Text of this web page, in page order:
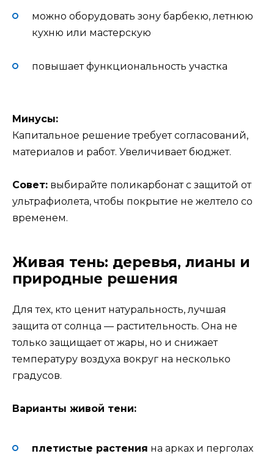
можно оборудовать зону барбекю, летнюю
кухню или мастерскую
повышает функциональность участка
Минусы:
Капитальное решение требует согласований,
материалов и работ. Увеличивает бюджет.
Совет: выбирайте поликарбонат с защитой от
ультрафиолета, чтобы покрытие не желтело со
временем.
Живая тень: деревья, лианы и
природные решения
Для тех, кто ценит натуральность, лучшая
защита от солнца — растительность. Она не
только защищает от жары, но и снижает
температуру воздуха вокруг на несколько
градусов.
Варианты живой тени:
плетистые растения на арках и перголах